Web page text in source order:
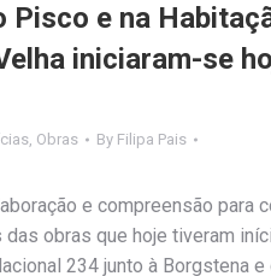
Pisco e na
iniciaram-se
, Obras By Filipa Pais
e compreensão para
obras que hoje tiveram
234 junto à Borgstena e